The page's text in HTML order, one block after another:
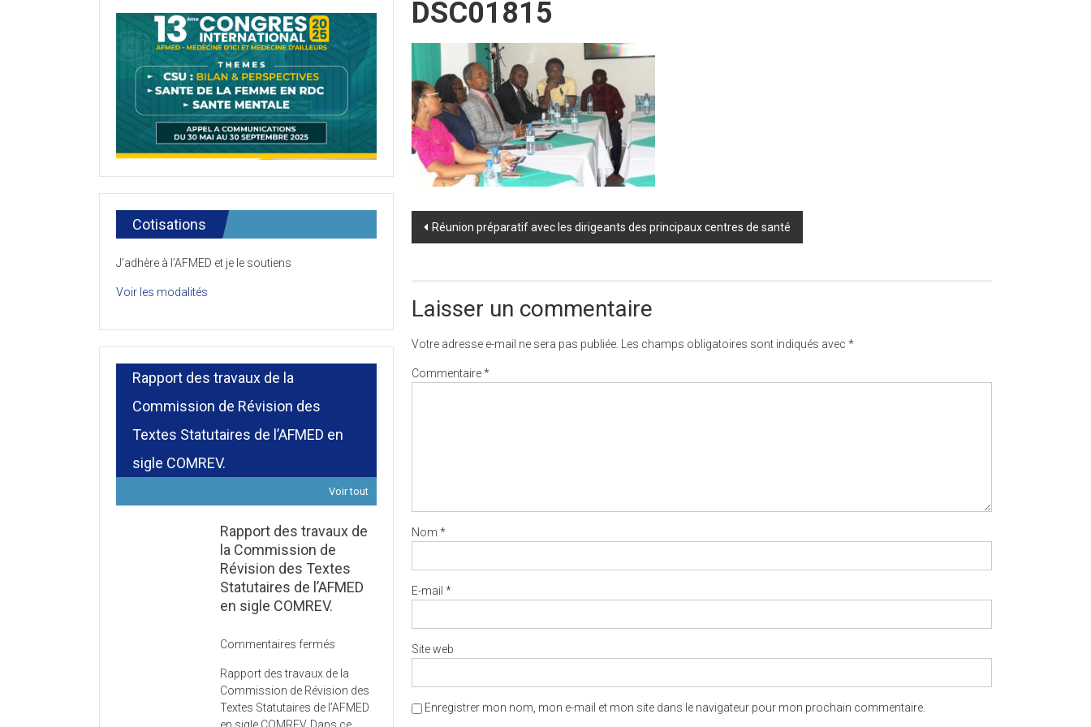
DSC01815
Post
Réunion préparatif avec les dirigeants des principaux centres de santé
Laisser un commentaire
Votre adresse e-mail ne sera pas publiée. Les champs obligatoires sont indiqués avec *
Commentaire*
Nom *
E-mail *
Site web
Enregistrer mon nom, mon e-mail et mon site dans le navigateur pour mon prochain commentaire.
Cotisations
J’adhère à l’AFMED et je le soutiens
Voir les modalités
Rapport des travaux de la
Commission de Révision des
Textes Statutaires de l’AFMED en
sigle COMREV.
Voir tout
Rapport des travaux de
la Commission de
Révision des Textes
Statutaires de l’AFMED
en sigle COMREV.
Commentaires fermés
des
travaux
de
Rapport des travaux de la
Commission de Révision des
Textes Statutaires de l’AFMED
en sigle COMREV. Dans ce